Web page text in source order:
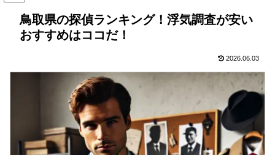
鳥取県の探偵ランキング！浮気調査が安い
おすすめはココだ！
2026.06.03